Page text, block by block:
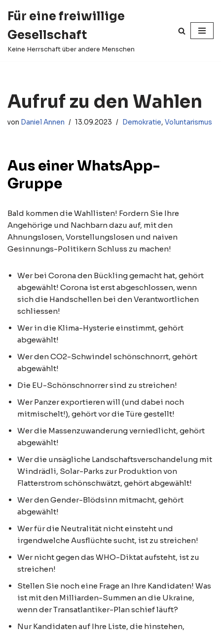
Inhalt
springen
Für eine freiwillige
Gesellschaft
Keine Herrschaft über andere Menschen
Aufruf zu den Wahlen
von Daniel Annen 13.09.2023 Demokratie, Voluntarismus
Aus einer WhatsApp-
Gruppe
Bald kommen die Wahllisten! Fordern Sie Ihre
Angehörige und Nachbarn dazu auf, mit den
Ahnungslosen, Vorstellungslosen und naiven
Gesinnungs-Politikern Schluss zu machen!
Wer bei Corona den Bückling gemacht hat, gehört
abgewählt! Corona ist erst abgeschlossen, wenn
sich die Handschellen bei den Verantwortlichen
schliessen!
Wer in die Klima-Hysterie einstimmt, gehört
abgewählt!
Wer den CO2-Schwindel schönschnorrt, gehört
abgewählt!
Die EU-Schönschnorrer sind zu streichen!
Wer Panzer exportieren will (und dabei noch
mitmischelt!), gehört vor die Türe gestellt!
Wer die Massenzuwanderung verniedlicht, gehört
abgewählt!
Wer die unsägliche Landschaftsverschandelung mit
Windrädli, Solar-Parks zur Produktion von
Flatterstrom schönschwätzt, gehört abgewählt!
Wer den Gender-Blödsinn mitmacht, gehört
abgewählt!
Wer für die Neutralität nicht einsteht und
irgendwelche Ausflüchte sucht, ist zu streichen!
Wer nicht gegen das WHO-Diktat aufsteht, ist zu
streichen!
Stellen Sie noch eine Frage an Ihre Kandidaten! Was
ist mit den Milliarden-Summen an die Ukraine,
wenn der Transatlantiker-Plan schief läuft?
Nur Kandidaten auf Ihre Liste, die hinstehen,